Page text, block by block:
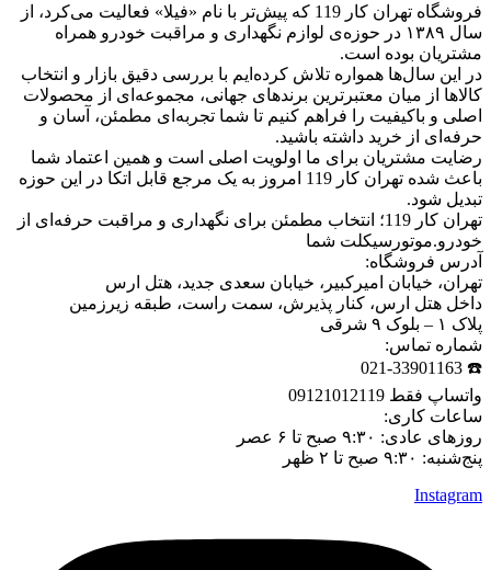
فروشگاه تهران کار 119 که پیش‌تر با نام «فیلا» فعالیت می‌کرد، از
سال ۱۳۸۹ در حوزه‌ی لوازم نگهداری و مراقبت خودرو همراه
مشتریان بوده است.
در این سال‌ها همواره تلاش کرده‌ایم با بررسی دقیق بازار و انتخاب
کالاها از میان معتبرترین برندهای جهانی، مجموعه‌ای از محصولات
اصلی و باکیفیت را فراهم کنیم تا شما تجربه‌ای مطمئن، آسان و
حرفه‌ای از خرید داشته باشید.
رضایت مشتریان برای ما اولویت اصلی است و همین اعتماد شما
باعث شده تهران کار 119 امروز به یک مرجع قابل اتکا در این حوزه
تبدیل شود.
تهران کار 119؛ انتخاب مطمئن برای نگهداری و مراقبت حرفه‌ای از
خودرو.موتورسیکلت شما
آدرس فروشگاه:
تهران، خیابان امیرکبیر، خیابان سعدی جدید، هتل ارس
داخل هتل ارس، کنار پذیرش، سمت راست، طبقه زیرزمین
پلاک ۱ – بلوک ۹ شرقی
شماره تماس:
☎️ 021-33901163
واتساپ فقط 09121012119
ساعات کاری:
روزهای عادی: ۹:۳۰ صبح تا ۶ عصر
پنج‌شنبه: ۹:۳۰ صبح تا ۲ ظهر
Instagram